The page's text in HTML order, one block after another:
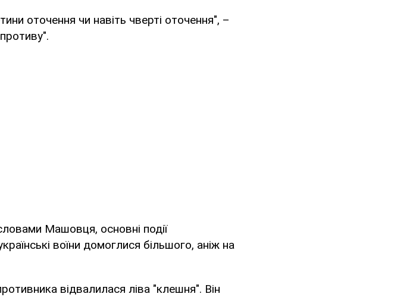
оточення чи навіть чверті оточення", –
Машовця, основні події
воїни домоглися більшого, аніж на
відвалилася ліва "клешня". Він